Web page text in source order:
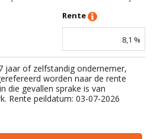
Rente
8,1 %
jaar of zelfstandig ondernemer,
worden naar de rente
die gevallen sprake is van
Rente peildatum: 03-07-2026